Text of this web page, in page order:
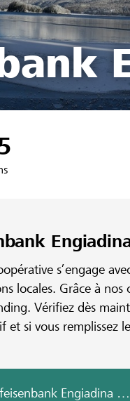
s’engage
locales. Grâce à
Vérifiez dès
si vous remplissez
Engiadina